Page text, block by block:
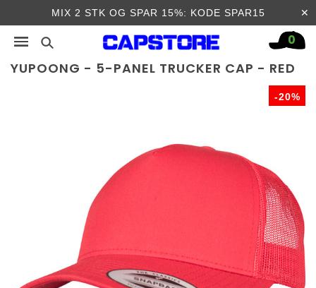
MIX 2 STK OG SPAR 15%: KODE SPAR15 ✕
0
YUPOONG - 5-PANEL TRUCKER CAP - RED
-20%